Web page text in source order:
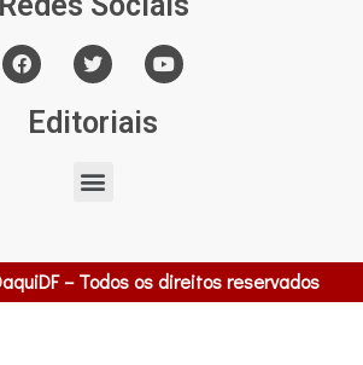
Editoriais
– Todos os direitos reservados